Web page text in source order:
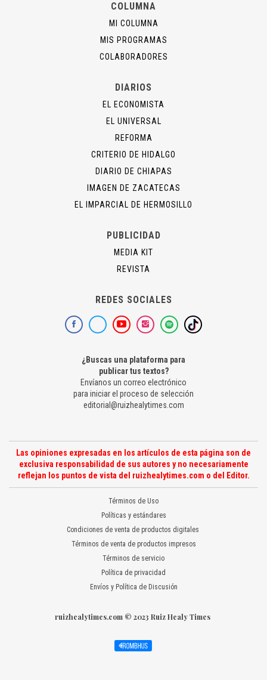
COLUMNA
MI COLUMNA
MIS PROGRAMAS
COLABORADORES
DIARIOS
EL ECONOMISTA
EL UNIVERSAL
REFORMA
CRITERIO DE HIDALGO
DIARIO DE CHIAPAS
IMAGEN DE ZACATECAS
EL IMPARCIAL DE HERMOSILLO
PUBLICIDAD
MEDIA KIT
REVISTA
REDES SOCIALES
¿Buscas una plataforma para
publicar tus textos?
Envíanos un correo electrónico
para iniciar el proceso de selección
editorial@ruizhealytimes.com
Las opiniones expresadas en los artículos de esta página son de
exclusiva responsabilidad de sus autores y no necesariamente
reflejan los puntos de vista del ruizhealytimes.com o del Editor.
Términos de Uso
Políticas y estándares
Condiciones de venta de productos digitales
Términos de venta de productos impresos
Términos de servicio
Política de privacidad
Envíos y Política de Discusión
ruizhealytimes.com © 2023 Ruiz Healy Times